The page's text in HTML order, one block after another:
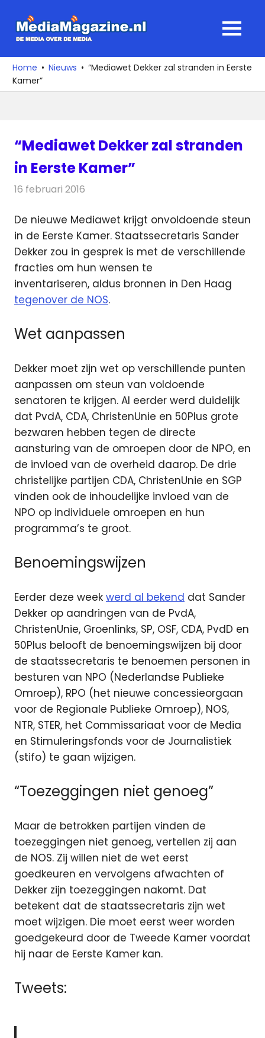
naar
media
over
de
MENU
Home Nieuws
“Mediawet Dekker zal stranden in Eerste
Kamer”
“Mediawet Dekker zal stranden
in Eerste Kamer”
16 februari 2016
De nieuwe Mediawet krijgt onvoldoende steun
in de Eerste Kamer. Staatssecretaris Sander
Dekker zou in gesprek is met de verschillende
fracties om hun wensen te
inventariseren, aldus bronnen in Den Haag
tegenover de NOS.
Wet aanpassen
Dekker moet zijn wet op verschillende punten
aanpassen om steun van voldoende
senatoren te krijgen. Al eerder werd duidelijk
dat PvdA, CDA, ChristenUnie en 50Plus grote
bezwaren hebben tegen de directe
aansturing van de omroepen door de NPO, en
de invloed van de overheid daarop. De drie
christelijke partijen CDA, ChristenUnie en SGP
vinden ook de inhoudelijke invloed van de
NPO op individuele omroepen en hun
programma’s te groot.
Benoemingswijzen
Eerder deze week werd al bekend dat Sander
Dekker op aandringen van de PvdA,
ChristenUnie, Groenlinks, SP, OSF, CDA, PvdD en
50Plus belooft de benoemingswijzen bij door
de staatssecretaris te benoemen personen in
besturen van NPO (Nederlandse Publieke
Omroep), RPO (het nieuwe concessieorgaan
voor de Regionale Publieke Omroep), NOS,
NTR, STER, het Commissariaat voor de Media
en Stimuleringsfonds voor de Journalistiek
(stifo) te gaan wijzigen.
“Toezeggingen niet genoeg”
Maar de betrokken partijen vinden de
toezeggingen niet genoeg, vertellen zij aan
de NOS. Zij willen niet de wet eerst
goedkeuren en vervolgens afwachten of
Dekker zijn toezeggingen nakomt. Dat
betekent dat de staatssecretaris zijn wet
moet wijzigen. Die moet eerst weer worden
goedgekeurd door de Tweede Kamer voordat
hij naar de Eerste Kamer kan.
Tweets: